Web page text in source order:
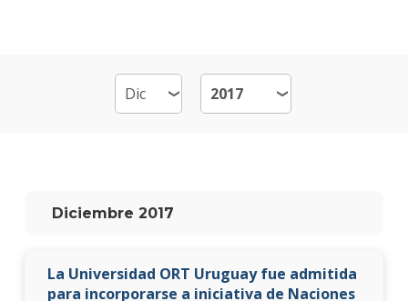
Diciembre 2017
La Universidad ORT Uruguay fue admitida
para incorporarse a iniciativa de Naciones